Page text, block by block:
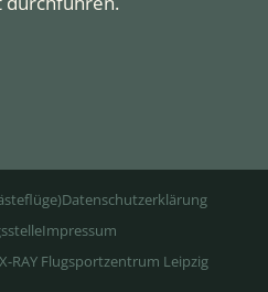
Datenschutzerklärung
Impressum
RAY Flugsportzentrum Leipzig